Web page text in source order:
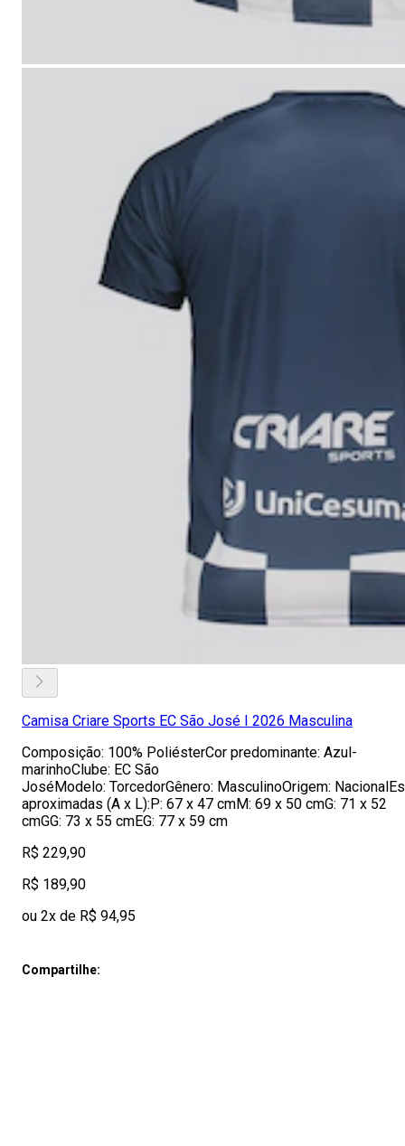
Camisa Criare Sports EC São José I 2026 Masculina
Composição: 100% PoliésterCor predominante: Azul-
marinhoClube: EC São
JoséModelo: TorcedorGênero: MasculinoOrigem:
aproximadas (A x L):P: 67 x 47 cmM: 69 x 50 cmG: 71 x 52
cmGG: 73 x 55 cmEG: 77 x 59 cm
R$ 229,90
R$ 189,90
ou 2x de R$ 94,95
Compartilhe: